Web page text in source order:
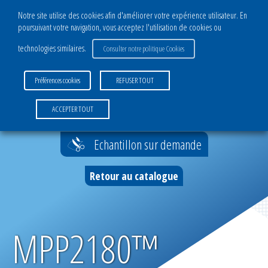
DIVISION COMPOSITES
MPP2180™
CATALOGUE
Films de mise sous vide
Complexes infusion sous vide
Filets infusion
Accessoires infusion
Accessoires moulage sous vide
Echantillon sur demande
Retour au catalogue
MPP2180™
Notre site utilise des cookies afin d'améliorer votre expérience utilisateur. En
poursuivant votre navigation, vous acceptez l'utilisation de cookies ou
technologies similaires.
Consulter notre politique Cookies
Préférences cookies REFUSER TOUT
ACCEPTER TOUT